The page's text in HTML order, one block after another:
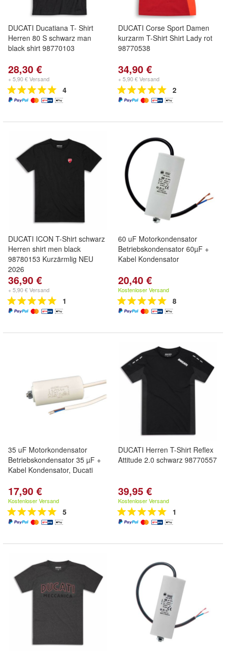
DUCATI Ducatiana T- Shirt
Herren 80 S schwarz man
black shirt 98770103
28,30 €
+ 5,90 € Versand
4
DUCATI Corse Sport Damen
kurzarm T-Shirt Shirt Lady rot
98770538
34,90 €
+ 5,90 € Versand
2
DUCATI ICON T-Shirt schwarz
Herren shirt men black
98780153 Kurzärmlig NEU
2026
36,90 €
+ 5,90 € Versand
1
60 uF Motorkondensator
Betriebskondensator 60µF +
Kabel Kondensator
20,40 €
Kostenloser Versand
8
35 uF Motorkondensator
Betriebskondensator 35 µF +
Kabel Kondensator, Ducati
17,90 €
Kostenloser Versand
5
DUCATI Herren T-Shirt Reflex
Attitude 2.0 schwarz 98770557
39,95 €
Kostenloser Versand
1